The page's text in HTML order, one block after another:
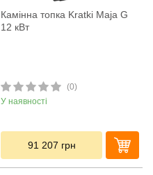
Камінна топка Kratki Maja G
12 кВт
(0)
У наявності
91 207 грн